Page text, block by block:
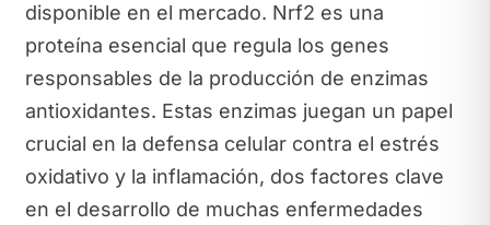
disponible en el mercado. Nrf2 es una
proteína esencial que regula los genes
responsables de la producción de enzimas
antioxidantes. Estas enzimas juegan un papel
crucial en la defensa celular contra el estrés
oxidativo y la inflamación, dos factores clave
en el desarrollo de muchas enfermedades